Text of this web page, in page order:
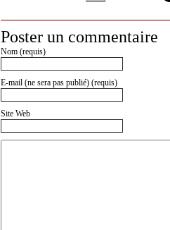
Poster un commentaire
Nom (requis)
E-mail (ne sera pas publié) (requis)
Site Web